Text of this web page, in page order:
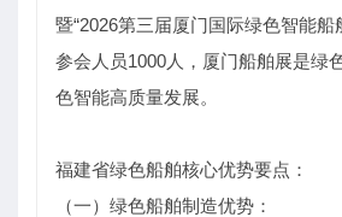
暨“2026第三届厦门国际绿色智能
参会人员1000人，厦门船舶展是绿
色智能高质量发展。
福建省绿色船舶核心优势要点：
（一）绿色船舶制造优势：